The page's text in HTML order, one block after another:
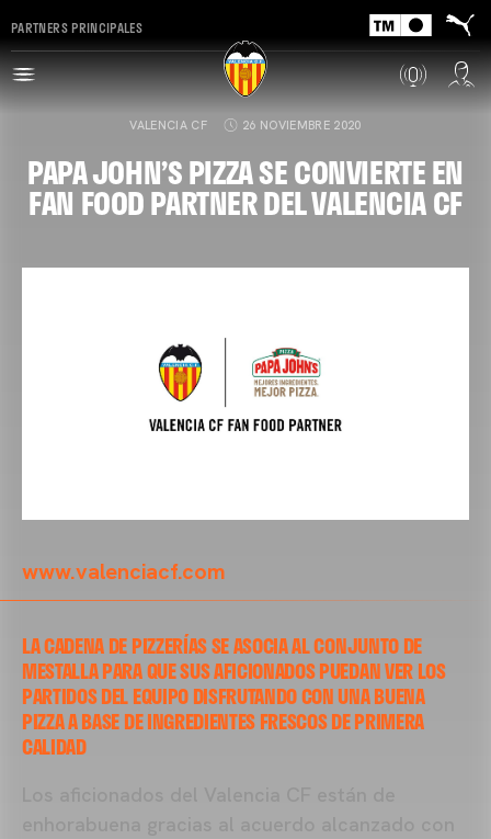
PARTNERS PRINCIPALES
VALENCIA CF 26 NOVIEMBRE 2020
PAPA JOHN’S PIZZA SE CONVIERTE EN
FAN FOOD PARTNER DEL VALENCIA CF
www.valenciacf.com
LA CADENA DE PIZZERÍAS SE ASOCIA AL CONJUNTO DE
MESTALLA PARA QUE SUS AFICIONADOS PUEDAN VER LOS
PARTIDOS DEL EQUIPO DISFRUTANDO CON UNA BUENA
PIZZA A BASE DE INGREDIENTES FRESCOS DE PRIMERA
CALIDAD